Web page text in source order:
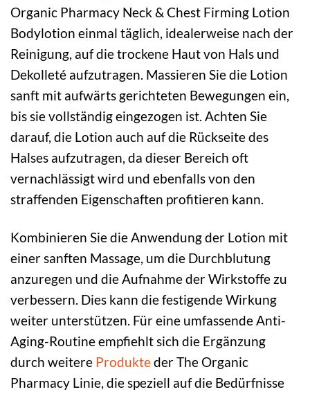
Organic Pharmacy Neck & Chest Firming Lotion
Bodylotion einmal täglich, idealerweise nach der
Reinigung, auf die trockene Haut von Hals und
Dekolleté aufzutragen. Massieren Sie die Lotion
sanft mit aufwärts gerichteten Bewegungen ein,
bis sie vollständig eingezogen ist. Achten Sie
darauf, die Lotion auch auf die Rückseite des
Halses aufzutragen, da dieser Bereich oft
vernachlässigt wird und ebenfalls von den
straffenden Eigenschaften profitieren kann.
Kombinieren Sie die Anwendung der Lotion mit
einer sanften Massage, um die Durchblutung
anzuregen und die Aufnahme der Wirkstoffe zu
verbessern. Dies kann die festigende Wirkung
weiter unterstützen. Für eine umfassende Anti-
Aging-Routine empfiehlt sich die Ergänzung
durch weitere Produkteder The Organic
Pharmacy Linie, die speziell auf die Bedürfnisse